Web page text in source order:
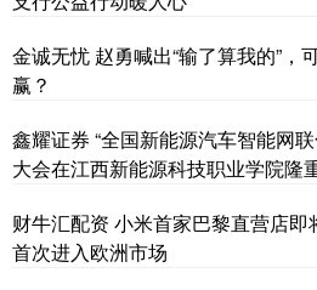
金诚无忧 赵勇喊出“输了算我的”，
赢？
鑫耀证券 “全国新能源汽车智能网
大会在江西新能源科技职业学院隆
财牛汇配资 小米首家巴黎直营店
首次进入欧洲市场